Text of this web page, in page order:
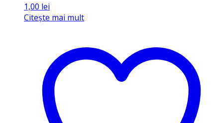
1,00 lei
Citește mai mult